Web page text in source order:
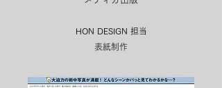
HON DESIGN​ 担当
表紙制作